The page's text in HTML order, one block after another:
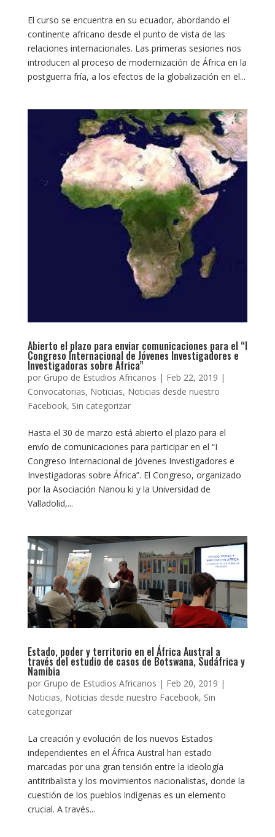
El curso se encuentra en su ecuador, abordando el
continente africano desde el punto de vista de las
relaciones internacionales. Las primeras sesiones nos
introducen al proceso de modernización de África en la
postguerra fría, a los efectos de la globalización en el...
Abierto el plazo para enviar comunicaciones para el “I
Congreso Internacional de Jóvenes Investigadores e
Investigadoras sobre África”
por Grupo de Estudios Africanos | Feb 22, 2019 |
Convocatorias, Noticias, Noticias desde nuestro
Facebook, Sin categorizar
Hasta el 30 de marzo está abierto el plazo para el
envío de comunicaciones para participar en el “I
Congreso Internacional de Jóvenes Investigadores e
Investigadoras sobre África”. El Congreso, organizado
por la Asociación Nanou ki y la Universidad de
Valladolid,...
Estado, poder y territorio en el África Austral a
través del estudio de casos de Botswana, Sudáfrica y
Namibia
por Grupo de Estudios Africanos | Feb 20, 2019 |
Noticias, Noticias desde nuestro Facebook, Sin
categorizar
La creación y evolución de los nuevos Estados
independientes en el África Austral han estado
marcadas por una gran tensión entre la ideología
antitribalista y los movimientos nacionalistas, donde la
cuestión de los pueblos indígenas es un elemento
crucial. A través...